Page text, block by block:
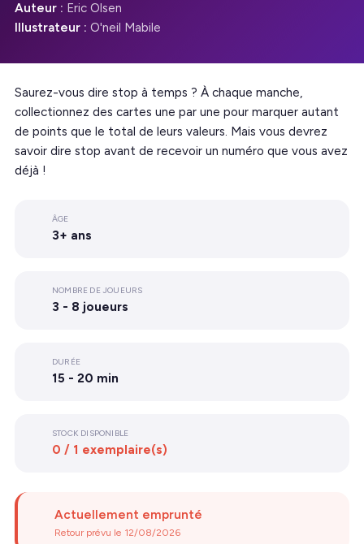
Auteur : Eric Olsen
Illustrateur : O'neil Mabile
Saurez-vous dire stop à temps ? À chaque manche,
collectionnez des cartes une par une pour marquer autant
de points que le total de leurs valeurs. Mais vous devrez
savoir dire stop avant de recevoir un numéro que vous avez
déjà !
ÂGE
3+ ans
NOMBRE DE JOUEURS
3 - 8 joueurs
DURÉE
15 - 20 min
STOCK DISPONIBLE
0 / 1 exemplaire(s)
Actuellement emprunté
Retour prévu le 12/08/2026